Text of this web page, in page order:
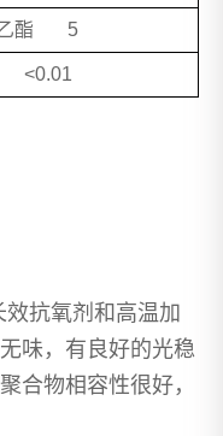
乙酯 5
抗氧剂和高温加
味，有良好的光稳
合物相容性很好，